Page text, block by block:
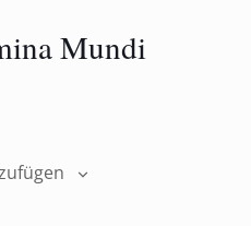
Mundi